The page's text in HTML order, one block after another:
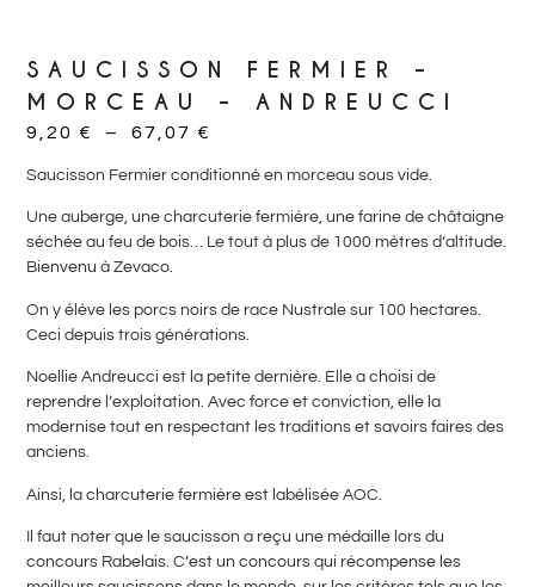
SAUCISSON FERMIER –
MORCEAU – ANDREUCCI
9,20€ – 67,07€
Saucisson Fermier conditionné en morceau sous vide.
Une auberge, une charcuterie fermière, une farine de châtaigne
séchée au feu de bois… Le tout à plus de 1000 mètres d’altitude.
Bienvenu à Zevaco.
On y élève les porcs noirs de race Nustrale sur 100 hectares.
Ceci depuis trois générations.
Noellie Andreucci est la petite dernière. Elle a choisi de
reprendre l’exploitation. Avec force et conviction, elle la
modernise tout en respectant les traditions et savoirs faires des
anciens.
Ainsi, la charcuterie fermière est labélisée AOC.
Il faut noter que le saucisson a reçu une médaille lors du
concours Rabelais. C’est un concours qui récompense les